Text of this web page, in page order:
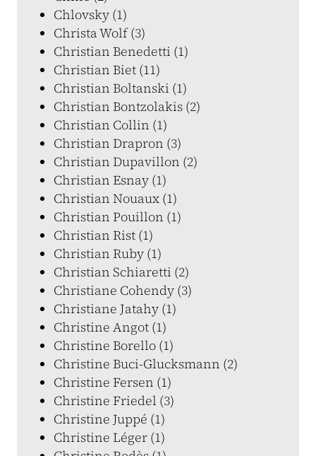
Chlovsky (1)
Christa Wolf (3)
Christian Benedetti (1)
Christian Biet (11)
Christian Boltanski (1)
Christian Bontzolakis (2)
Christian Collin (1)
Christian Drapron (3)
Christian Dupavillon (2)
Christian Esnay (1)
Christian Nouaux (1)
Christian Pouillon (1)
Christian Rist (1)
Christian Ruby (1)
Christian Schiaretti (2)
Christiane Cohendy (3)
Christiane Jatahy (1)
Christine Angot (1)
Christine Borello (1)
Christine Buci-Glucksmann (2)
Christine Fersen (1)
Christine Friedel (3)
Christine Juppé (1)
Christine Léger (1)